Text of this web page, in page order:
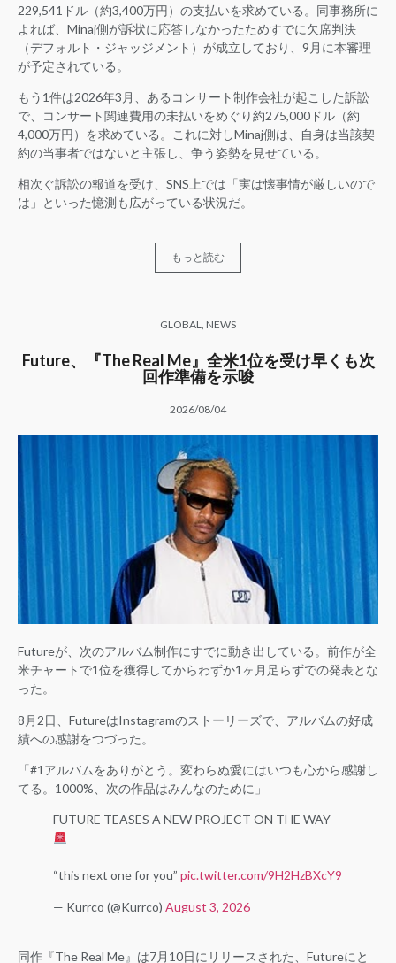
229,541ドル（約3,400万円）の支払いを求めている。同事務所に
よれば、Minaj側が訴状に応答しなかったためすでに欠席判決
（デフォルト・ジャッジメント）が成立しており、9月に本審理
が予定されている。
もう1件は2026年3月、あるコンサート制作会社が起こした訴訟
で、コンサート関連費用の未払いをめぐり約275,000ドル（約
4,000万円）を求めている。これに対しMinaj側は、自身は当該契
約の当事者ではないと主張し、争う姿勢を見せている。
相次ぐ訴訟の報道を受け、SNS上では「実は懐事情が厳しいので
は」といった憶測も広がっている状況だ。
もっと読む
GLOBAL NEWS
Future、『The Real Me』全米1位を受け早くも次
回作準備を示唆
2026/08/04
Futureが、次のアルバム制作にすでに動き出している。前作が全
米チャートで1位を獲得してからわずか1ヶ月足らずでの発表とな
った。
8月2日、FutureはInstagramのストーリーズで、アルバムの好成
績への感謝をつづった。
「#1アルバムをありがとう。変わらぬ愛にはいつも心から感謝し
てる。1000%、次の作品はみんなのために」
FUTURE TEASES A NEW PROJECT ON THE WAY
“this next one for you” pic.twitter.com/9H2HzBXcY9
— Kurrco (@Kurrco) August 3, 2026
同作『The Real Me』は7月10日にリリースされた、Futureにと